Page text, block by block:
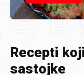
Recepti
sastojke